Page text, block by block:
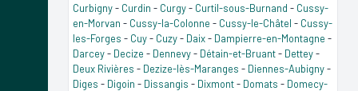
Curbigny- Curdin - Curgy- Curtil-sous-Burnand - Cussy-
en-Morvan - Cussy-la-Colonne - Cussy-le-Châtel - Cussy-
les-Forges - Cuy- Cuzy- Daix- Dampierre-en-Montagne -
Darcey- Decize - Dennevy- Détain-et-Bruant- Dettey-
Deux Rivières - Dezize-lès-Maranges - Diennes-Aubigny-
Diges - Digoin - Dissangis - Dixmont- Domats - Domecy-